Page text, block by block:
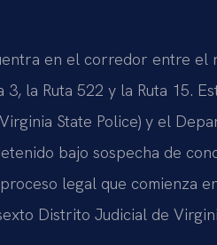
en el corredor entre
la Ruta 522 y la Ruta 15.
State Police) y el
bajo sospecha de
legal que comienza
Distrito Judicial de